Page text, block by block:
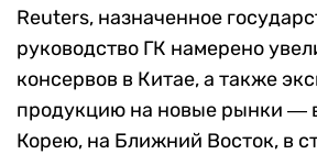
Reuters, назначенное
руководство ГК намерено
консервов в Китае, а также
продукцию на новые рынки ―
Корею, на Ближний Восток, в